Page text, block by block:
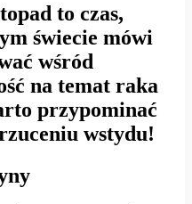
to czas,
świecie mówi
wśród
na temat raka
przypominać
wstydu!